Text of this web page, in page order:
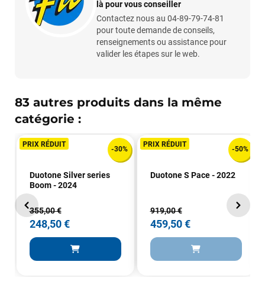
là pour vous conseiller
Contactez nous au 04-89-79-74-81
pour toute demande de conseils,
renseignements ou assistance pour
valider les étapes sur le web.
83 autres produits dans la même
catégorie :
PRIX RÉDUIT
-30%
Duotone Silver series
Boom - 2024
355,00 €
248,50 €
PRIX RÉDUIT
-50%
Duotone S Pace - 2022
919,00 €
459,50 €
Sébastien BACHELIER
il y a un mois
Cela faisait 6 mois que je galérais à remplacer ma board eux
m'ont trouvé une pépite à laquelle je n'aurais jamais pensé !
Excellent conseil excellent prix et en plus super sympas. Merci
Maronui RICHMOND
il y a 3 mois
J'ai acheté une voile d'occasion depuis Tahiti. Super service.
L'envoi a été rapide. La voile est arrivée en super état.
Mauruuru roa.
LAISSER UN AVIS